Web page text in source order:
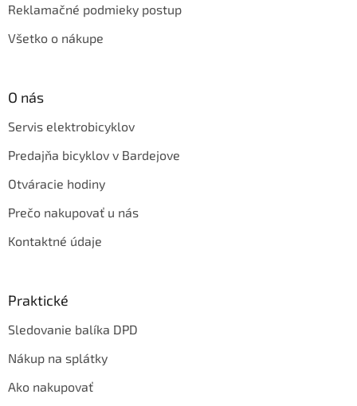
Reklamačné podmieky postup
Všetko o nákupe
O nás
Servis elektrobicyklov
Predajňa bicyklov v Bardejove
Otváracie hodiny
Prečo nakupovať u nás
Kontaktné údaje
Praktické
Sledovanie balíka DPD
Nákup na splátky
Ako nakupovať